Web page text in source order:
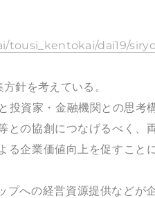
dai19/
針を考えている。
投資家・金融機関との思考
の協創につなげるべく、
企業価値向上を促すこと
への経営資源提供などが